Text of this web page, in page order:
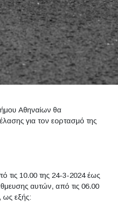
Αθηναίων θα
για τον εορτασμό της
τις 10.00 της 24-3-2024 έως
αυτών, από τις 06.00
ως εξής: